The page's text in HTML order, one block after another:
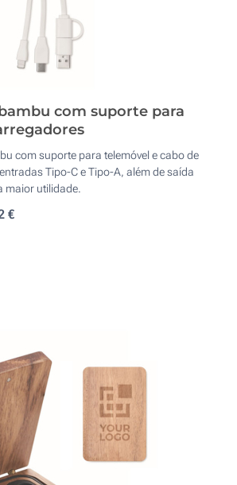
com suporte para
com suporte para telemóvel e cabo de
Tipo-C e Tipo-A, além de saída
maior utilidade.
€